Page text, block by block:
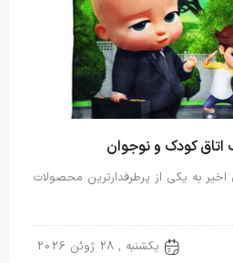
اتاق کودک و نوجوان
به یکی از پرطرفدارترین محصولات
یکشنبه , 28 ژوئن 2026